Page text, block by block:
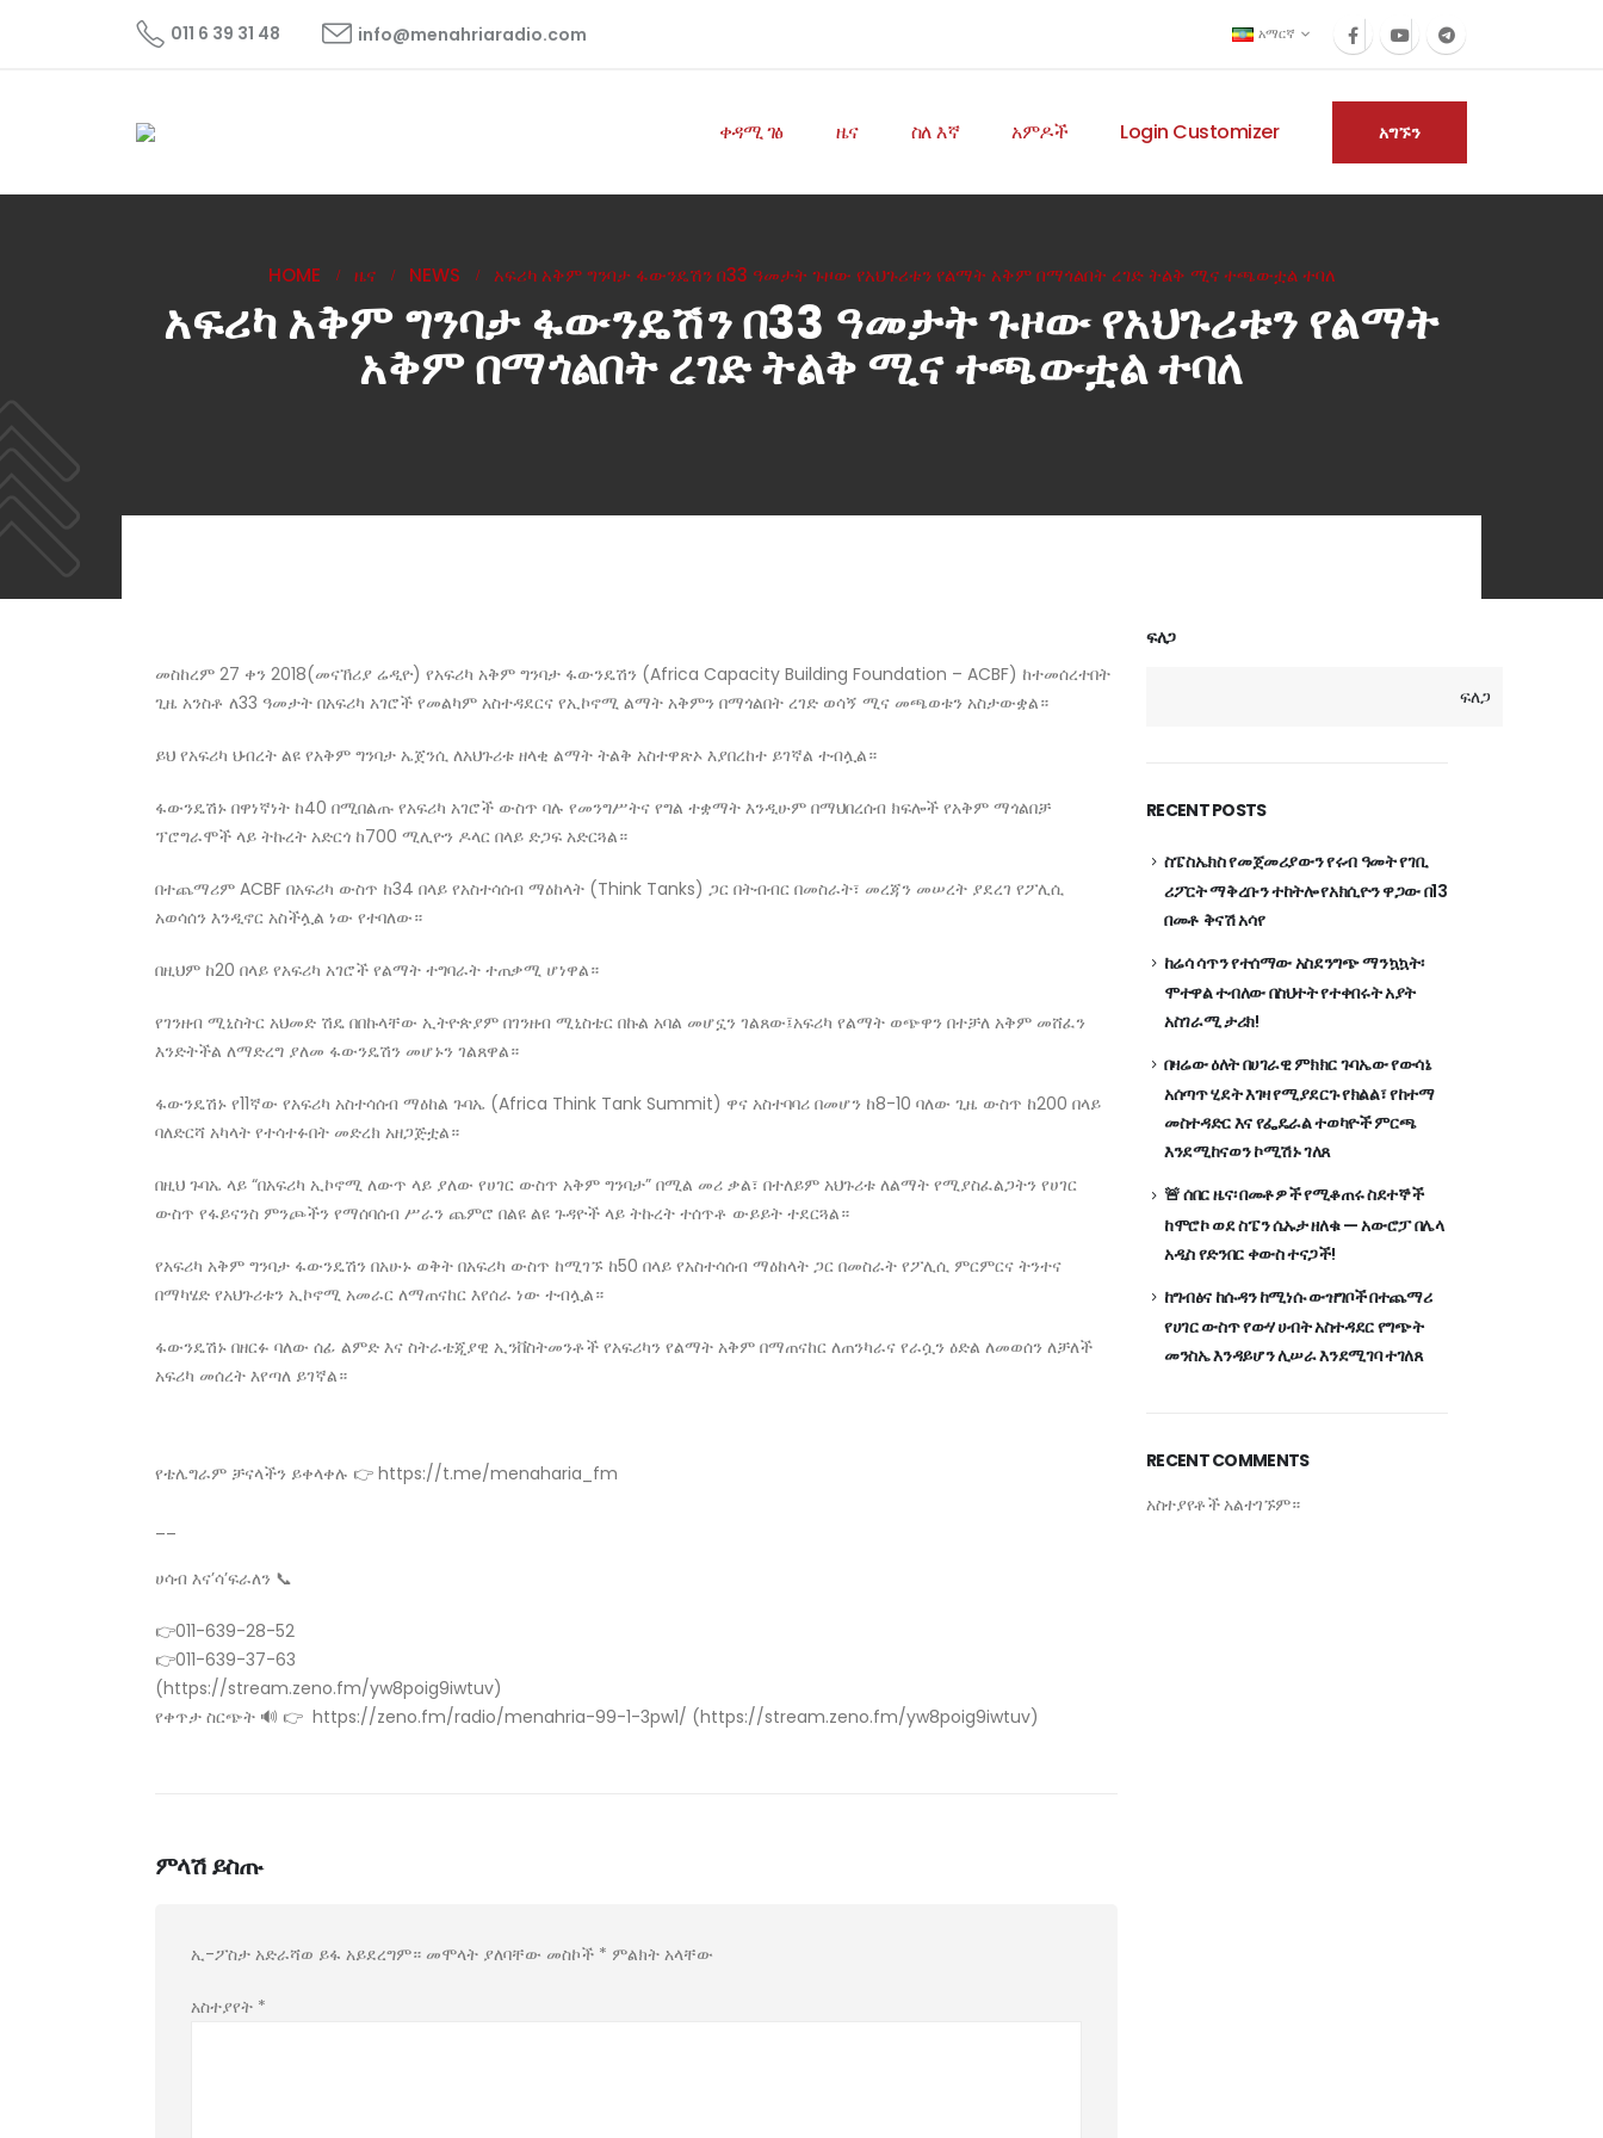
011 6 39 31 48 info@menahriaradio.com አማርኛ
ቀዳሚ ገፅ ዜና ስለ እኛ አምዶች Login Customizer አግኙን
HOME ዜና NEWS አፍሪካ አቅም ግንባታ ፋውንዴሽን በ33 ዓመታት ጉዞው የአህጉሪቱን የልማት አቅም በማጎልበት ረገድ ትልቅ ሚና ተጫውቷል ተባለ
አፍሪካ አቅም ግንባታ ፋውንዴሽን በ33 ዓመታት ጉዞው የአህጉሪቱን የልማት
አቅም በማጎልበት ረገድ ትልቅ ሚና ተጫውቷል ተባለ
መስከረም 27 ቀን 2018(መናኸሪያ ሬዲዮ) የአፍሪካ አቅም ግንባታ ፋውንዴሽን (Africa Capacity Building Foundation – ACBF) ከተመሰረተበት
ጊዜ አንስቶ ለ33 ዓመታት በአፍሪካ አገሮች የመልካም አስተዳደርና የኢኮኖሚ ልማት አቅምን በማጎልበት ረገድ ወሳኝ ሚና መጫወቱን አስታውቋል።
ይህ የአፍሪካ ህብረት ልዩ የአቅም ግንባታ ኤጀንሲ ለአህጉሪቱ ዘላቂ ልማት ትልቅ አስተዋጽኦ እያበረከተ ይገኛል ተብሏል።
ፋውንዴሽኑ በዋነኛነት ከ40 በሚበልጡ የአፍሪካ አገሮች ውስጥ ባሉ የመንግሥትና የግል ተቋማት እንዲሁም በማህበረሰብ ክፍሎች የአቅም ማጎልበቻ
ፕሮግራሞች ላይ ትኩረት አድርጎ ከ700 ሚሊዮን ዶላር በላይ ድጋፍ አድርጓል።
በተጨማሪም ACBF በአፍሪካ ውስጥ ከ34 በላይ የአስተሳሰብ ማዕከላት (Think Tanks) ጋር በትብብር በመስራት፣ መረጃን መሠረት ያደረገ የፖሊሲ
አወሳሰን እንዲኖር አስችሏል ነው የተባለው።
በዚህም ከ20 በላይ የአፍሪካ አገሮች የልማት ተግባራት ተጠቃሚ ሆነዋል።
የገንዘብ ሚኒስትር አህመድ ሽዴ በበኩላቸው ኢትዮጵያም በገንዘብ ሚኒስቴር በኩል አባል መሆኗን ገልጸው፤አፍሪካ የልማት ወጭዋን በተቻለ አቅም መሸፈን
እንድትችል ለማድረግ ያለመ ፋውንዴሽን መሆኑን ገልጸዋል።
ፋውንዴሽኑ የ11ኛው የአፍሪካ አስተሳሰብ ማዕከል ጉባኤ (Africa Think Tank Summit) ዋና አስተባባሪ በመሆን ከ8-10 ባለው ጊዜ ውስጥ ከ200 በላይ
ባለድርሻ አካላት የተሳተፉበት መድረክ አዘጋጅቷል።
በዚህ ጉባኤ ላይ “በአፍሪካ ኢኮኖሚ ለውጥ ላይ ያለው የሀገር ውስጥ አቅም ግንባታ” በሚል መሪ ቃል፣ በተለይም አህጉሪቱ ለልማት የሚያስፈልጋትን የሀገር
ውስጥ የፋይናንስ ምንጮችን የማሰባሰብ ሥራን ጨምሮ በልዩ ልዩ ጉዳዮች ላይ ትኩረት ተሰጥቶ ውይይት ተደርጓል።
የአፍሪካ አቅም ግንባታ ፋውንዴሽን በአሁኑ ወቅት በአፍሪካ ውስጥ ከሚገኙ ከ50 በላይ የአስተሳሰብ ማዕከላት ጋር በመስራት የፖሊሲ ምርምርና ትንተና
በማካሄድ የአህጉሪቱን ኢኮኖሚ አመራር ለማጠናከር እየሰራ ነው ተብሏል።
ፋውንዴሽኑ በዘርፉ ባለው ሰፊ ልምድ እና ስትራቴጂያዊ ኢንቨስትመንቶች የአፍሪካን የልማት አቅም በማጠናከር ለጠንካራና የራሷን ዕድል ለመወሰን ለቻለች
አፍሪካ መሰረት እየጣለ ይገኛል።
የቴሌግራም ቻናላችን ይቀላቀሉ 👉 https://t.me/menaharia_fm
ሀሳብ እና’ሳ’ፍራለን 📞
👉011-639-28-52
👉011-639-37-63
(https://stream.zeno.fm/yw8poig9iwtuv)
የቀጥታ ስርጭት 🔊 👉 https://zeno.fm/radio/menahria-99-1-3pw1/ (https://stream.zeno.fm/yw8poig9iwtuv)
ምላሽ ይስጡ
ኢ-ፖስታ አድራሻወ ይፋ አይደረግም። መሞላት ያለባቸው መስኮች * ምልክት አላቸው
አስተያየት *
ፍለጋ
ፍለጋ
RECENT POSTS
ስፔስኤክስ የመጀመሪያውን የሩብ ዓመት የገቢ
ሪፖርት ማቅረቡን ተከትሎ የአክሲዮን ዋጋው በ13
በመቶ ቅናሽ አሳየ
ከሬሳ ሳጥን የተሰማው አስደንግጭ ማንኳኳት፡
ሞተዋል ተብለው በስህተት የተቀበሩት አያት
አስገራሚ ታሪክ!
በዛሬው ዕለት በሀገራዊ ምክክር ጉባኤው የውሳኔ
አሰጣጥ ሂደት እገዛ የሚያደርጉ የክልል፣ የከተማ
መስተዳድር እና የፌዴራል ተወካዮች ምርጫ
እንደሚከናወን ኮሚሽኑ ገለጸ
🚨 ሰበር ዜና፡ በመቶዎች የሚቆጠሩ ስደተኞች
ከሞሮኮ ወደ ስፔን ሴኡታ ዘለቁ — አውሮፓ በሌላ
አዲስ የድንበር ቀውስ ተናጋች!
ከግብፅና ከሱዳን ከሚነሱ ውዝግቦች በተጨማሪ
የሀገር ውስጥ የውሃ ሀብት አስተዳደር የግጭት
መንስኤ እንዳይሆን ሊሠራ እንደሚገባ ተገለጸ
RECENT COMMENTS
አስተያየቶች አልተገኙም።